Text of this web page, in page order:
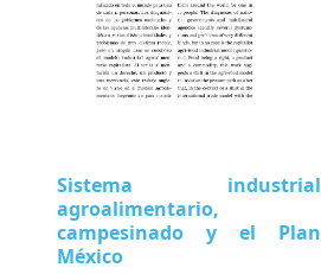
Sistema industrial
agroalimentario,
campesinado y el Plan
México